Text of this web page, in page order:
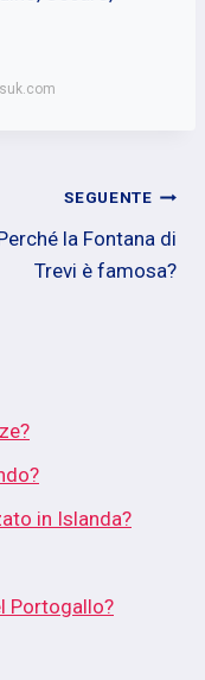
SEGUENTE
la Fontana di
Trevi è famosa?
in Islanda?
Portogallo?